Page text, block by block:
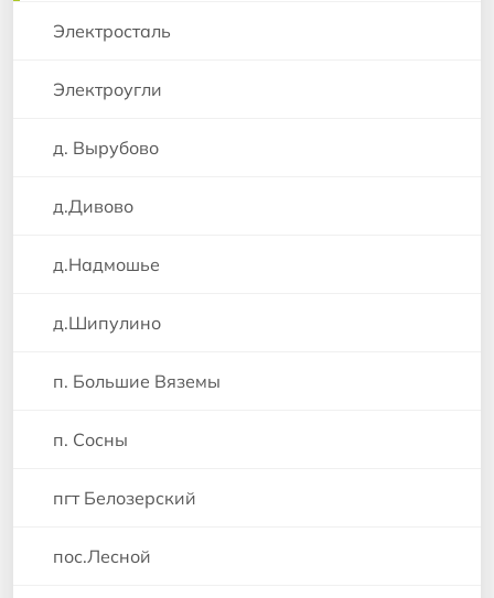
Электросталь
Электроугли
д. Вырубово
д.Дивово
д.Надмошье
д.Шипулино
п. Большие Вяземы
п. Сосны
пгт Белозерский
пос.Лесной